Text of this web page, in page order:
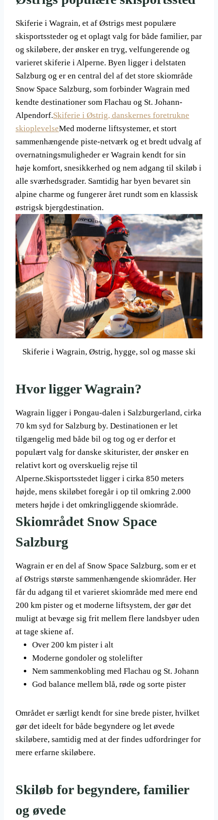
Skiferie i Wagrain, et af Østrigs mest populære
skisportssteder og et oplagt valg for både familier, par
og skiløbere, der ønsker en tryg, velfungerende og
varieret skiferie i Alperne. Byen ligger i delstaten
Salzburg og er en central del af det store skiområde
Snow Space Salzburg, som forbinder Wagrain med
kendte destinationer som Flachau og St. Johann-
Alpendorf.Skiferie i Østrig, danskernes foretrukne
skioplevelseMed moderne liftsystemer, et stort
sammenhængende piste-netværk og et bredt udvalg af
overnatningsmuligheder er Wagrain kendt for sin
høje komfort, snesikkerhed og nem adgang til skiløb i
alle sværhedsgrader. Samtidig har byen bevaret sin
alpine charme og fungerer året rundt som en klassisk
østrigsk bjergdestination.
Skiferie i Wagrain, Østrig, hygge, sol og masse ski
Hvor ligger Wagrain?
Wagrain ligger i Pongau-dalen i Salzburgerland, cirka
70 km syd for Salzburg by. Destinationen er let
tilgængelig med både bil og tog og er derfor et
populært valg for danske skiturister, der ønsker en
relativt kort og overskuelig rejse til
Alperne.Skisportsstedet ligger i cirka 850 meters
højde, mens skiløbet foregår i op til omkring 2.000
meters højde i det omkringliggende skiområde.
Skiområdet Snow Space
Salzburg
Wagrain er en del af Snow Space Salzburg, som er et
af Østrigs største sammenhængende skiområder. Her
får du adgang til et varieret skiområde med mere end
200 km pister og et moderne liftsystem, der gør det
muligt at bevæge sig frit mellem flere landsbyer uden
at tage skiene af.
Over 200 km pister i alt
Moderne gondoler og stolelifter
Nem sammenkobling med Flachau og St. Johann
God balance mellem blå, røde og sorte pister
Området er særligt kendt for sine brede pister, hvilket
gør det ideelt for både begyndere og let øvede
skiløbere, samtidig med at der findes udfordringer for
mere erfarne skiløbere.
Skiløb for begyndere, familier
og øvede